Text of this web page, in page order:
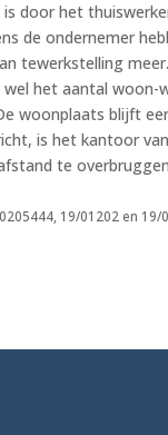
door het
de ondernemer
tewerkstelling
het aantal
woonplaats blijft
is het kantoor
te
19/01202 en